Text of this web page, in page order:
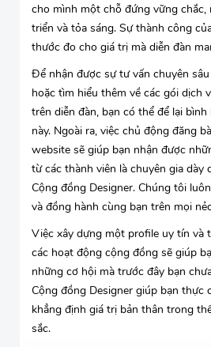
cho mình một chỗ đứng vững
triển và tỏa sáng. Sự thành công
thước đo cho giá trị mà diễn đàn
Để nhận được sự tư vấn chuyên
hoặc tìm hiểu thêm về các gói dịch
trên diễn đàn, bạn có thể để lại
này. Ngoài ra, việc chủ động đăng
website sẽ giúp bạn nhận được
từ các thành viên là chuyên gia dày
Cộng đồng Designer. Chúng tôi
và đồng hành cùng bạn trên mọi
Việc xây dựng một profile uy tín và
các hoạt động cộng đồng sẽ giúp
những cơ hội mà trước đây bạn
Cộng đồng Designer giúp bạn thực
khẳng định giá trị bản thân trong
sắc.